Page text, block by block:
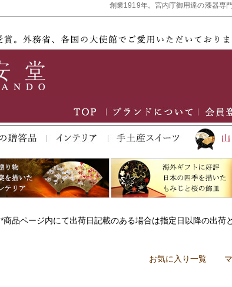
創業1919年。宮内庁御用達の漆器専
*商品ページ内にて出荷日記載のある場合は指定日以降の出荷
お気に入り一覧